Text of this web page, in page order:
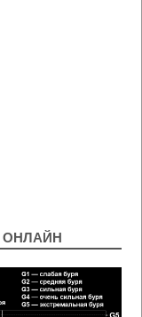
ОНЛАЙН